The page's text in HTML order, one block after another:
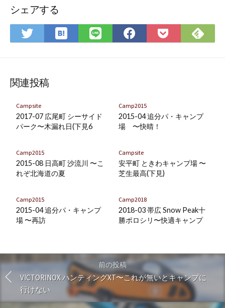
シェアする
Twitter
で
ア
は
て
ー
ク
存
LINE
で
Facebook
で
Pocket
に
で
関連投稿
Campsite
2017-07 広尾町 シーサイド
パーク〜木漏れ日(下見6
Camp2015
2015-04 追分パ・キャンプ
場 〜快晴！
Camp2015
2015-08 日高町 沙流川 〜こ
れぞ北海道の夏
Campsite
安平町 ときわキャンプ場 〜
芝生最高(下見)
Camp2015
2015-04 追分パ・キャンプ
場 〜再訪
Camp2018
2018-03 帯広 Snow Peak十
勝ポロシリ〜快適キャンプ
前の投稿
VICTORINOX ハンティングXT〜これが無いとキャンプに
行けない